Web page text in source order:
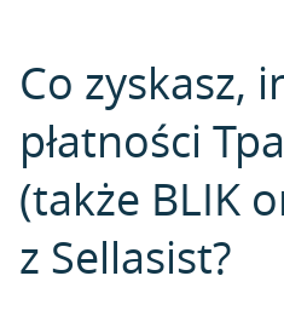
Co zyskasz,
płatności
(także BLIK
z Sellasist?